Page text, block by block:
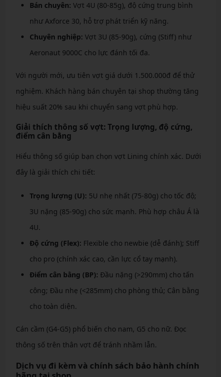
Bán chuyên: Vợt 4U (80-85g), độ cứng trung bình
như Axforce 30, hỗ trợ phát triển kỹ năng.
Chuyên nghiệp: Vợt 3U (85-90g), cứng (Stiff) như
Aeronaut 9000C cho lực đánh tối đa.
Với người mới, ưu tiên vợt giá dưới 1.500.000đ để thử
nghiệm. Khách hàng bán chuyên tại shop thường tăng
hiệu suất 20% sau khi chuyển sang vợt phù hợp.
Giải thích thông số vợt: Trọng lượng, độ cứng,
điểm cân bằng
Hiểu thông số giúp bạn chọn vợt Lining chính xác. Dưới
đây là giải thích chi tiết:
Trọng lượng (U): 5U nhẹ nhất (75-80g) cho tốc độ;
3U nặng (85-90g) cho sức mạnh. Phù hợp châu Á là
4U.
Độ cứng (Flex): Flexible cho newbie (dễ đánh); Stiff
cho pro (chính xác cao, cần lực cổ tay mạnh).
Điểm cân bằng (BP): Đầu nặng (>290mm) cho tấn
công; Đầu nhẹ (<285mm) cho phòng thủ; Cân bằng
cho toàn diện.
Cán cầm (G4-G5) phổ biến cho nam, G5 cho nữ. Đọc
thông số trên thân vợt để tránh nhầm lẫn.
Dịch vụ đi kèm và chính sách bảo hành chính